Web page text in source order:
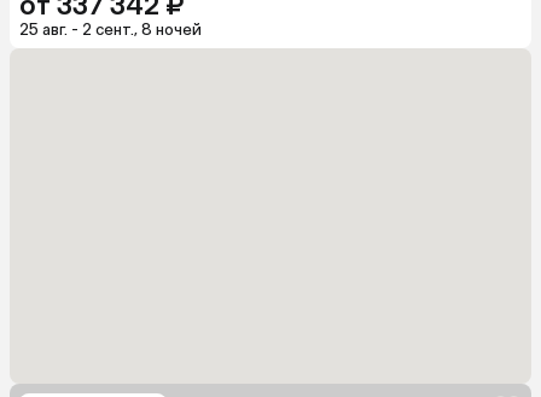
25 авг. - 2 сент., 8 ночей